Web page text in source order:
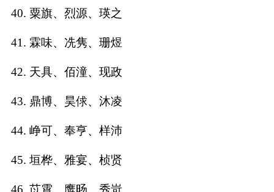
40. 粟旗、烈源、瑛之
41. 霖味、冼隽、珊煜
42. 天具、佰潼、现政
43. 鼎博、昊俅、沐凌
44. 峥可、奉亨、样沛
45. 垣桦、雅宴、桢贤
46. 苡霄、鹰旸、秀岢